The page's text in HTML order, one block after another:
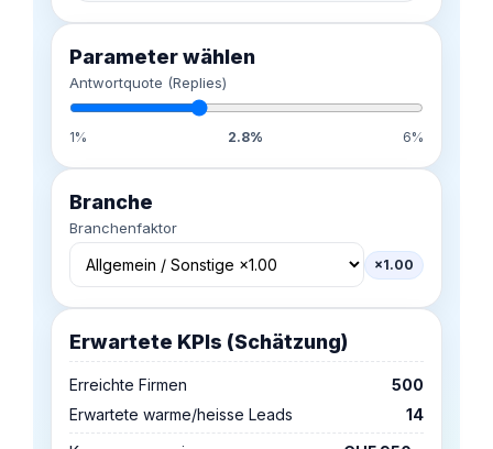
Parameter wählen
Antwortquote (Replies)
1% 2.8% 6%
Branche
Branchenfaktor
×1.00
Erwartete KPIs (Schätzung)
Erreichte Firmen
500
Erwartete warme/heisse Leads
14